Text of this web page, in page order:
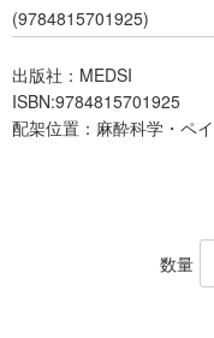
(9784815701925)
出版社：MEDSI
ISBN:9784815701925
配架位置：麻酔科学・ペ
数量